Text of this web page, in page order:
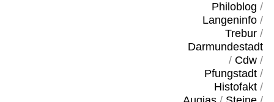
Philoblog /
Langeninfo/
Trebur/
Darmundestadt
/ Cdw/
Pfungstadt/
Histofakt/